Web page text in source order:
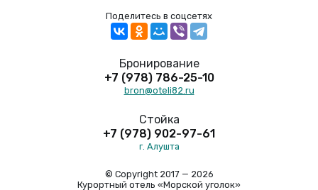
© Copyright 2017 — 2026
Курортный отель «Морской уголок»
Поделитесь в соцсетях
Бронирование
+7 (978) 786-25-10
bron@oteli82.ru
Стойка
+7 (978) 902-97-61
г. Алушта